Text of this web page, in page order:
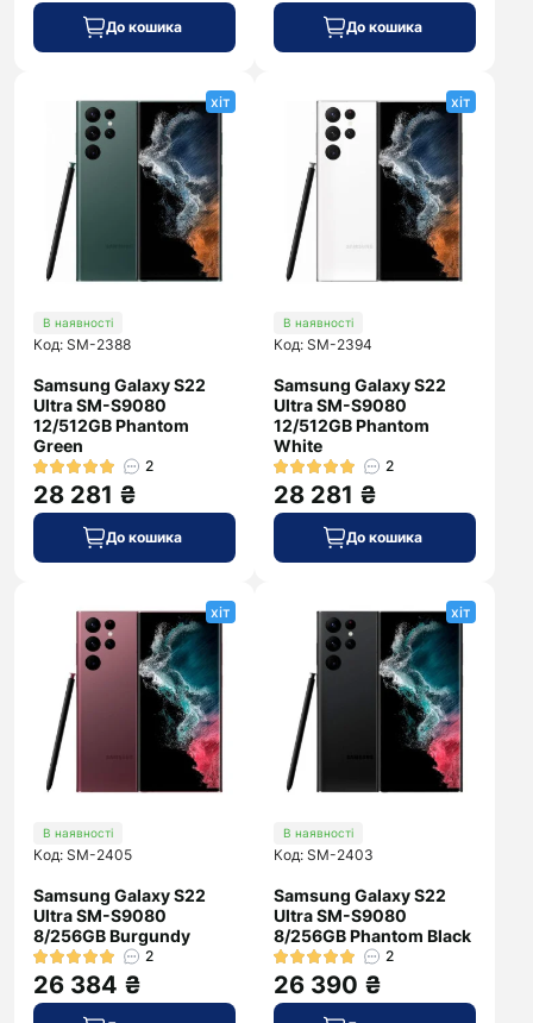
До кошика До кошика
хіт
В наявності
Код: SM-2388
Samsung Galaxy S22
Ultra SM-S9080
12/512GB Phantom
Green
2
28 281 ₴
До кошика
хіт
В наявності
Код: SM-2394
Samsung Galaxy S22
Ultra SM-S9080
12/512GB Phantom
White
2
28 281 ₴
До кошика
хіт
В наявності
Код: SM-2405
Samsung Galaxy S22
Ultra SM-S9080
8/256GB Burgundy
2
26 384 ₴
хіт
В наявності
Код: SM-2403
Samsung Galaxy S22
Ultra SM-S9080
8/256GB Phantom Black
2
26 390 ₴